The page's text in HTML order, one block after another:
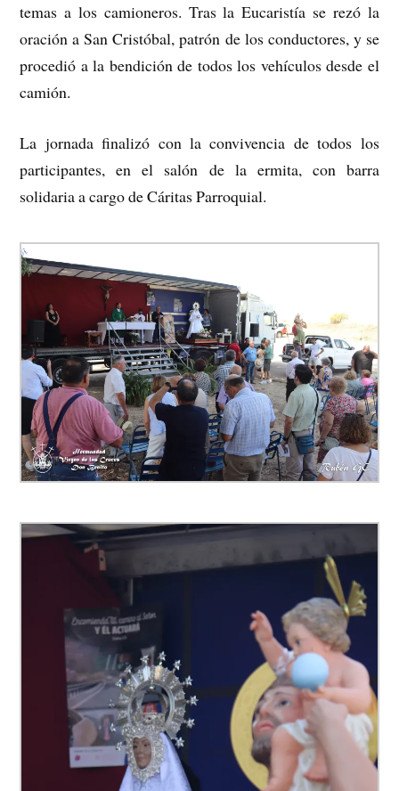
temas a los camioneros. Tras la Eucaristía se rezó la
oración a San Cristóbal, patrón de los conductores, y se
procedió a la bendición de todos los vehículos desde el
camión.
La jornada finalizó con la convivencia de todos los
participantes, en el salón de la ermita, con barra
solidaria a cargo de Cáritas Parroquial.